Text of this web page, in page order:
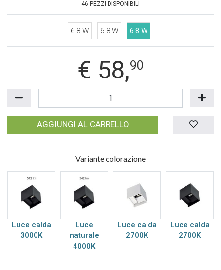
46 PEZZI DISPONIBILI
6.8 W 6.8 W 6.8 W
€ 58,90
AGGIUNGI AL CARRELLO
Variante colorazione
Luce calda
3000K
Luce
naturale
4000K
Luce calda
2700K
Luce calda
2700K